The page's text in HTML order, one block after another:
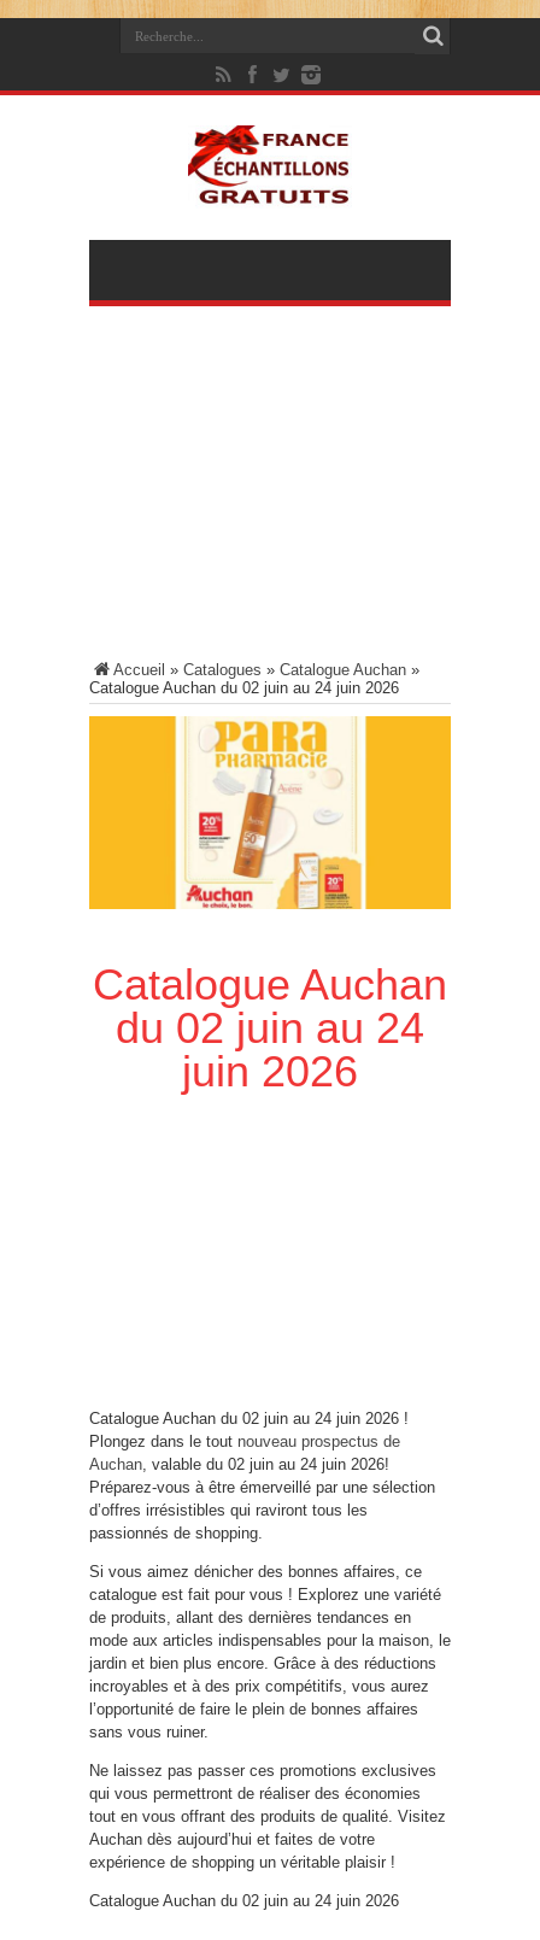
Accueil » Catalogues » Catalogue Auchan »
Catalogue Auchan du 02 juin au 24 juin 2026
Catalogue Auchan
du 02 juin au 24
juin 2026
Catalogue Auchan du 02 juin au 24 juin 2026 !
Plongez dans le tout nouveau prospectus de
Auchan , valable du 02 juin au 24 juin 2026!
Préparez-vous à être émerveillé par une sélection
d’offres irrésistibles qui raviront tous les
passionnés de shopping.
Si vous aimez dénicher des bonnes affaires, ce
catalogue est fait pour vous ! Explorez une variété
de produits, allant des dernières tendances en
mode aux articles indispensables pour la maison, le
jardin et bien plus encore. Grâce à des réductions
incroyables et à des prix compétitifs, vous aurez
l’opportunité de faire le plein de bonnes affaires
sans vous ruiner.
Ne laissez pas passer ces promotions exclusives
qui vous permettront de réaliser des économies
tout en vous offrant des produits de qualité. Visitez
Auchan dès aujourd’hui et faites de votre
expérience de shopping un véritable plaisir !
Catalogue Auchan du 02 juin au 24 juin 2026